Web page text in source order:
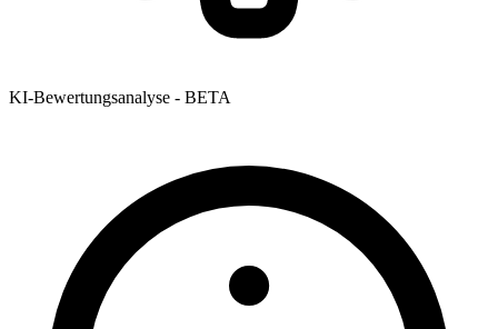
KI-Bewertungsanalyse - BETA